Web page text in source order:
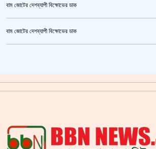
বাম জোটের দেশব্যাপী বিক্ষোভের ডাক
বাম জোটের দেশব্যাপী বিক্ষোভের ডাক
গাজীপুর মহাসড়ক অবরোধ,সিটি করপোরেশনের গাড়ি চাপায় শ্রমিক নিহত
জাল ভিসায় ইউরোপে মানুষ পাঠানোর অভিযোগে,শাহজালাল থেকে গ্রেপ্তার পাঁচজন